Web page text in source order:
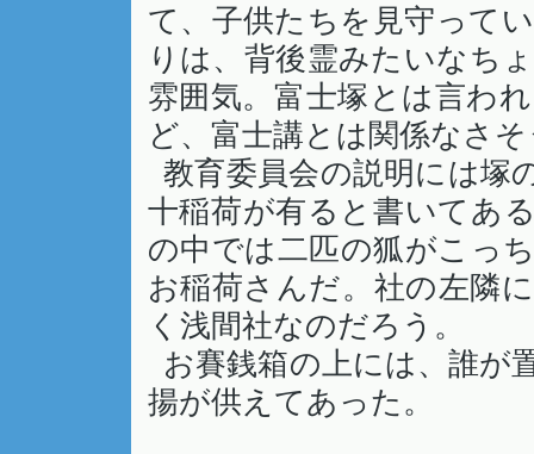
て、子供たちを見守って
りは、背後霊みたいなち
雰囲気。富士塚とは言わ
ど、富士講とは関係なさ
教育委員会の説明には塚
十稲荷が有ると書いてあ
の中では二匹の狐がこっ
お稲荷さんだ。社の左隣
く浅間社なのだろう。
お賽銭箱の上には、誰が
揚が供えてあった。